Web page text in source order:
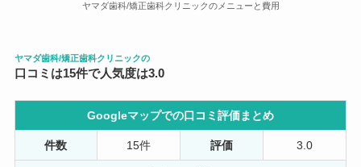
ヤマダ歯科/矯正歯科クリニックのメニューと費用
ヤマダ歯科/矯正歯科クリニックの
口コミは15件で人気度は3.0
Googleマップでの口コミ評価まとめ
件数 15件 評価 3.0